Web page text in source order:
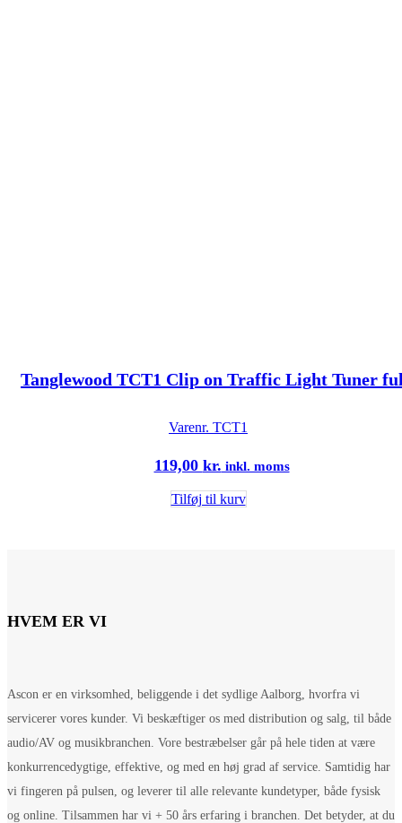
Tanglewood TCT1 Clip on Traffic Light Tuner
Varenr. TCT1
119,00 kr. inkl. moms
Tilføj til kurv
HVEM ER VI
Ascon er en virksomhed, beliggende i det sydlige Aalborg, hvorfra vi
servicerer vores kunder. Vi beskæftiger os med distribution og salg, til både
audio/AV og musikbranchen. Vore bestræbelser går på hele tiden at være
konkurrencedygtige, effektive, og med en høj grad af service. Samtidig har
vi fingeren på pulsen, og leverer til alle relevante kundetyper, både fysisk
og online. Tilsammen har vi + 50 års erfaring i branchen. Det betyder, at du